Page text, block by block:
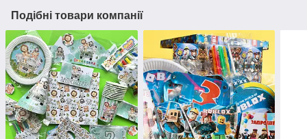
Подібні товари компанії